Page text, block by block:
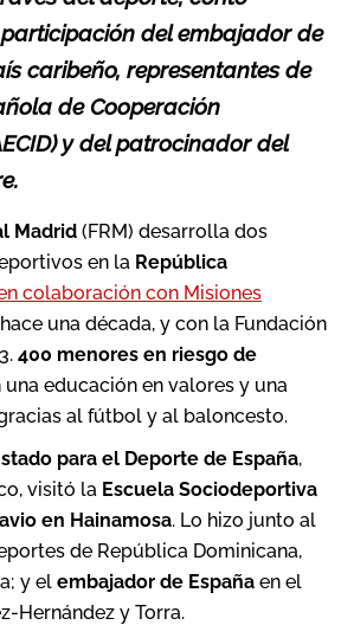
del embajador de
caribeño, representantes de
de Cooperación
y del patrocinador del
Madrid (FRM) desarrolla dos
en la República
colaboración con Misiones
una década, y con la Fundación
400 menores en riesgo de
una educación en valores y una
al fútbol y al baloncesto.
para el Deporte de España,
visitó la Escuela Sociodeportiva
en Hainamosa. Lo hizo junto al
de República Dominicana,
y el embajador de España en el
Hernández y Torra.